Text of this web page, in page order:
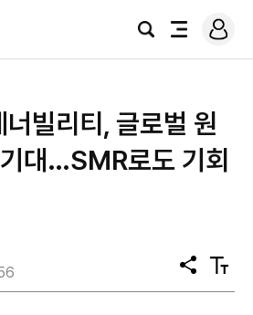
검
전
로
그
빌리티, 글로벌 원
대…SMR로도 기회
공
유
텍
스